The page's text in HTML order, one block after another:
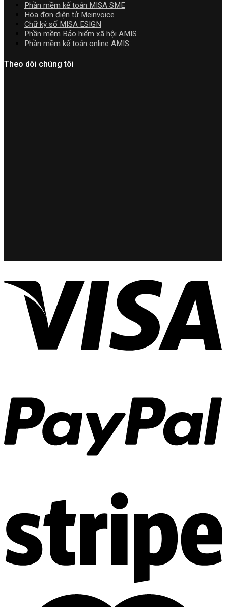
Phần mềm kế toán MISA SME
Hóa đơn điện tử Meinvoice
Chữ ký số MISA ESIGN
Phần mềm Bảo hiểm xã hội AMIS
Phần mềm kế toán online AMIS
Theo dõi chúng tôi